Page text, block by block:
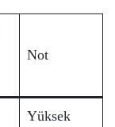
Not
Yüksek